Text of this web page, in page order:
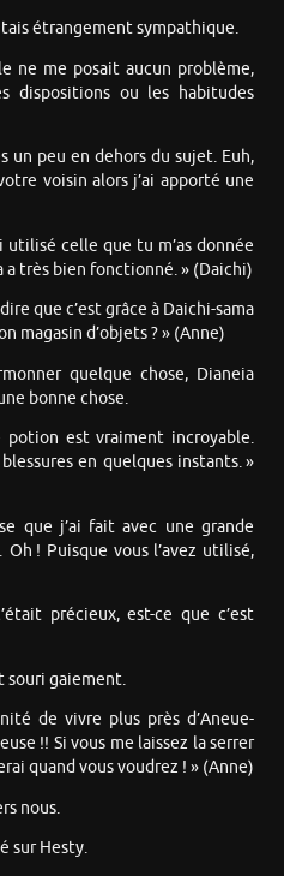
étrangement sympathique.
ne me posait aucun problème,
dispositions ou les habitudes
un peu en dehors du sujet. Euh,
voisin alors j’ai apporté une
utilisé celle que tu m’as donnée
a très bien fonctionné. » (Daichi)
que c’est grâce à Daichi-sama
magasin d’objets ? » (Anne)
quelque chose, Dianeia
bonne chose.
est vraiment incroyable.
en quelques instants. »
que j’ai fait avec une grande
! Puisque vous l’avez utilisé,
précieux, est-ce que c’est
souri gaiement.
de vivre plus près d’Aneue-
!! Si vous me laissez la serrer
quand vous voudrez ! » (Anne)
nous.
sur Hesty.